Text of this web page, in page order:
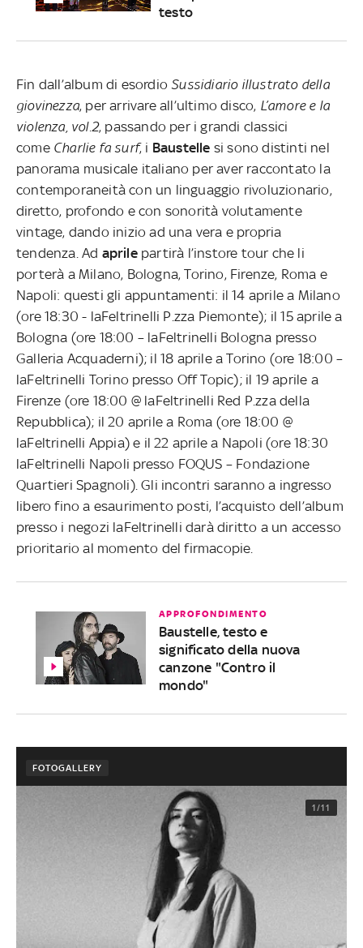
testo
Fin dall’album di esordioSussidiario illustrato della
giovinezza, per arrivare all’ultimo disco, L’amore e la
violenza, vol.2, passando per i grandi classici
comeCharlie fa surf, i Baustelle si sono distinti nel
panorama musicale italiano per aver raccontato la
contemporaneità con un linguaggio rivoluzionario,
diretto, profondo e con sonorità volutamente
vintage, dando inizio ad una vera e propria
tendenza. Ad aprilepartirà l’instore tour che li
porterà a Milano, Bologna, Torino, Firenze, Roma e
Napoli: questi gli appuntamenti: il 14 aprile a Milano
(ore 18:30 - laFeltrinelli P.zza Piemonte); il 15 aprile a
Bologna (ore 18:00 – laFeltrinelli Bologna presso
Galleria Acquaderni); il 18 aprile a Torino (ore 18:00 –
laFeltrinelli Torino presso Off Topic); il 19 aprile a
Firenze (ore 18:00 @ laFeltrinelli Red P.zza della
Repubblica); il 20 aprile a Roma (ore 18:00 @
laFeltrinelli Appia) e il 22 aprile a Napoli (ore 18:30
laFeltrinelli Napoli presso FOQUS – Fondazione
Quartieri Spagnoli). Gli incontri saranno a ingresso
libero fino a esaurimento posti, l’acquisto dell’album
presso i negozi laFeltrinelli darà diritto a un accesso
prioritario al momento del firmacopie.
APPROFONDIMENTO
Baustelle, testo e
significato della nuova
canzone "Contro il
mondo"
FOTOGALLERY
1/11